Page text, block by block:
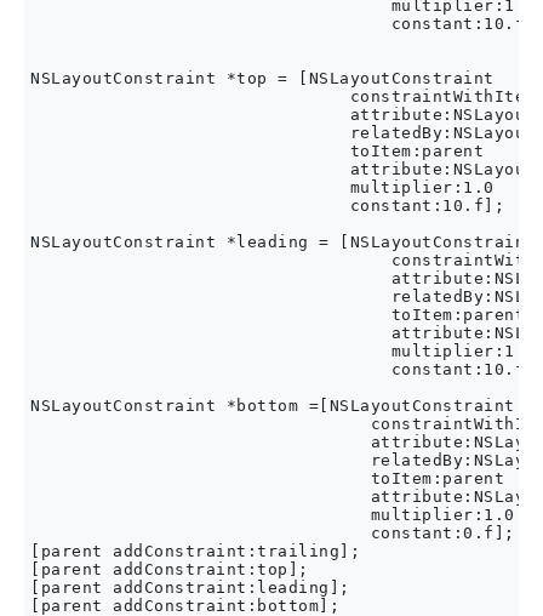
                                   multiplier:1.0
NSLayoutConstraint *top = [NSLayoutConstraint
                               toItem:parent
                               multiplier:1.0
                               constant:10.f];
NSLayoutConstraint *leading = [NSLayoutConstraint
                                   toItem:parent
                                   multiplier:1.0
NSLayoutConstraint *bottom =[NSLayoutConstraint
                                 toItem:parent
                                 multiplier:1.0
                                 constant:0.f];
[parent addConstraint:trailing];
[parent addConstraint:top];
[parent addConstraint:leading];
[parent addConstraint:bottom];